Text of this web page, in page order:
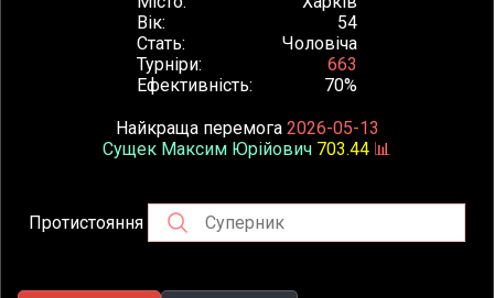
Вік
54
Стать
Чоловіча
Турніри
663
Ефективність
70%
Найкраща перемога 2026-05-13
Сущек Максим Юрійович 703.44 📊
Протистояння